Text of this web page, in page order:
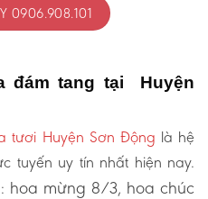
0906.908.101
đám tang tại Huyện
tươi Huyện Sơn Động là hệ
tuyến uy tín nhất hiện nay.
hoa mừng 8/3, hoa chúc